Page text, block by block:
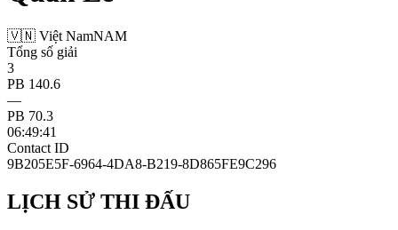
🇻🇳 Việt NamNAM
Tổng số giải
3
PB 140.6
—
PB 70.3
06:49:41
Contact ID
9B205E5F-6964-4DA8-B219-8D865FE9C296
LỊCH SỬ THI ĐẤU